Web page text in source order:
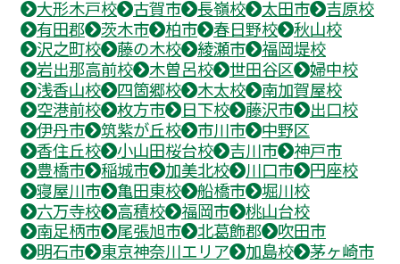
大形木戸校
古賀市 長嶺校 太田市
吉原校
有田郡
茨木市 柏市 春日野校
秋山校
沢之町校
藤の木校 綾瀬市
福岡堤校
岩出那高前校
木曽呂校 世田谷区
婦中校
浅香山校
四箇郷校 木太校
南加賀屋校
空港前校
枚方市 日下校 藤沢市
出口校
伊丹市
筑紫が丘校 市川市
中野区
香住丘校
小山田桜台校 吉川市
神戸市
豊橋市
稲城市 加美北校 川口市
円座校
寝屋川市
亀田東校 船橋市
堀川校
六万寺校
高積校 福岡市
桃山台校
南足柄市
尾張旭市 北葛飾郡
吹田市
明石市
東京神奈川エリア 加島校
茅ヶ崎市